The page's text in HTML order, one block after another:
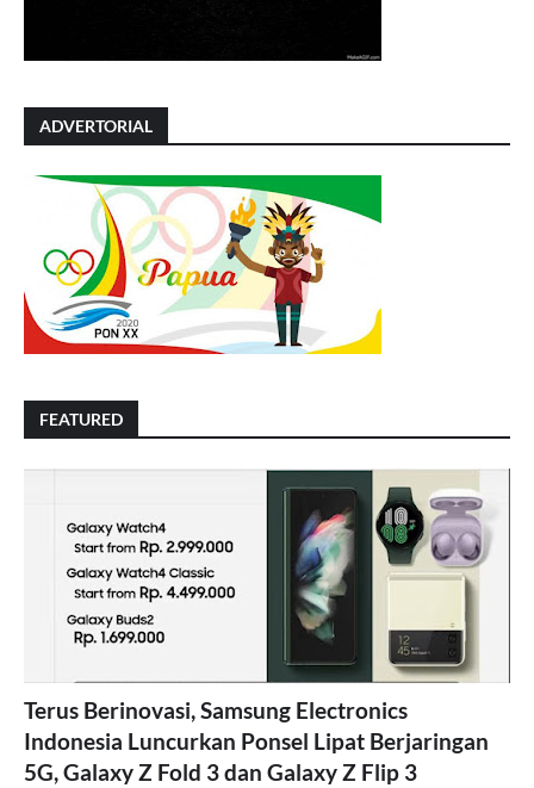
ADVERTORIAL
FEATURED
Terus Berinovasi, Samsung Electronics
Indonesia Luncurkan Ponsel Lipat Berjaringan
5G, Galaxy Z Fold 3 dan Galaxy Z Flip 3